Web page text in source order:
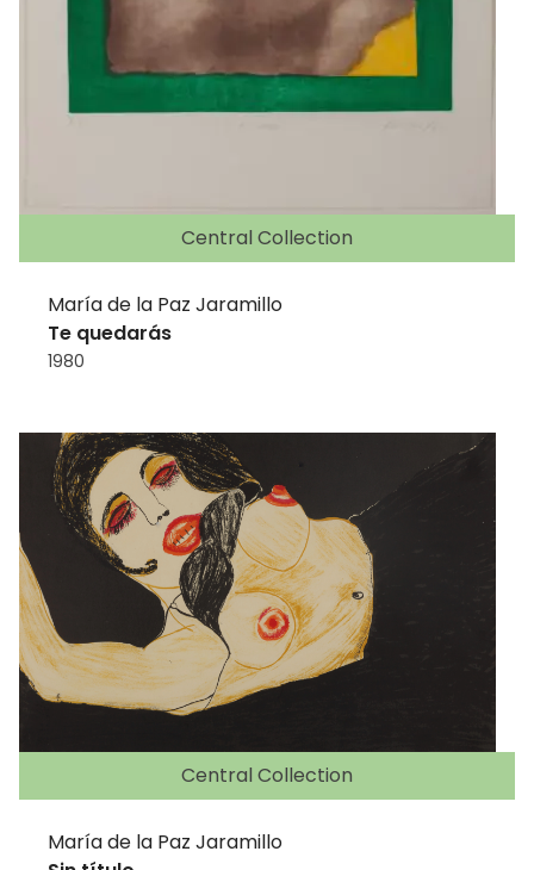
Central Collection
María de la Paz Jaramillo
Te quedarás
1980
Central Collection
María de la Paz Jaramillo